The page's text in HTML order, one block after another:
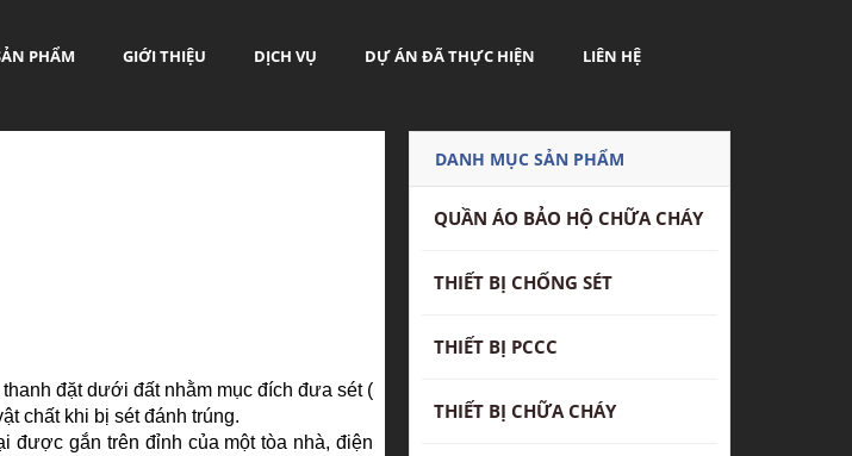
PHẨM GIỚI THIỆU DỊCH VỤ DỰ ÁN ĐÃ THỰC HIỆN LIÊN HỆ
đặt dưới đất nhằm mục đích đưa sét (
chất khi bị sét đánh trúng.
được gắn trên đỉnh của một tòa nhà, điện
DANH MỤC SẢN PHẨM
QUẦN ÁO BẢO HỘ CHỮA CHÁY
THIẾT BỊ CHỐNG SÉT
THIẾT BỊ PCCC
THIẾT BỊ CHỮA CHÁY